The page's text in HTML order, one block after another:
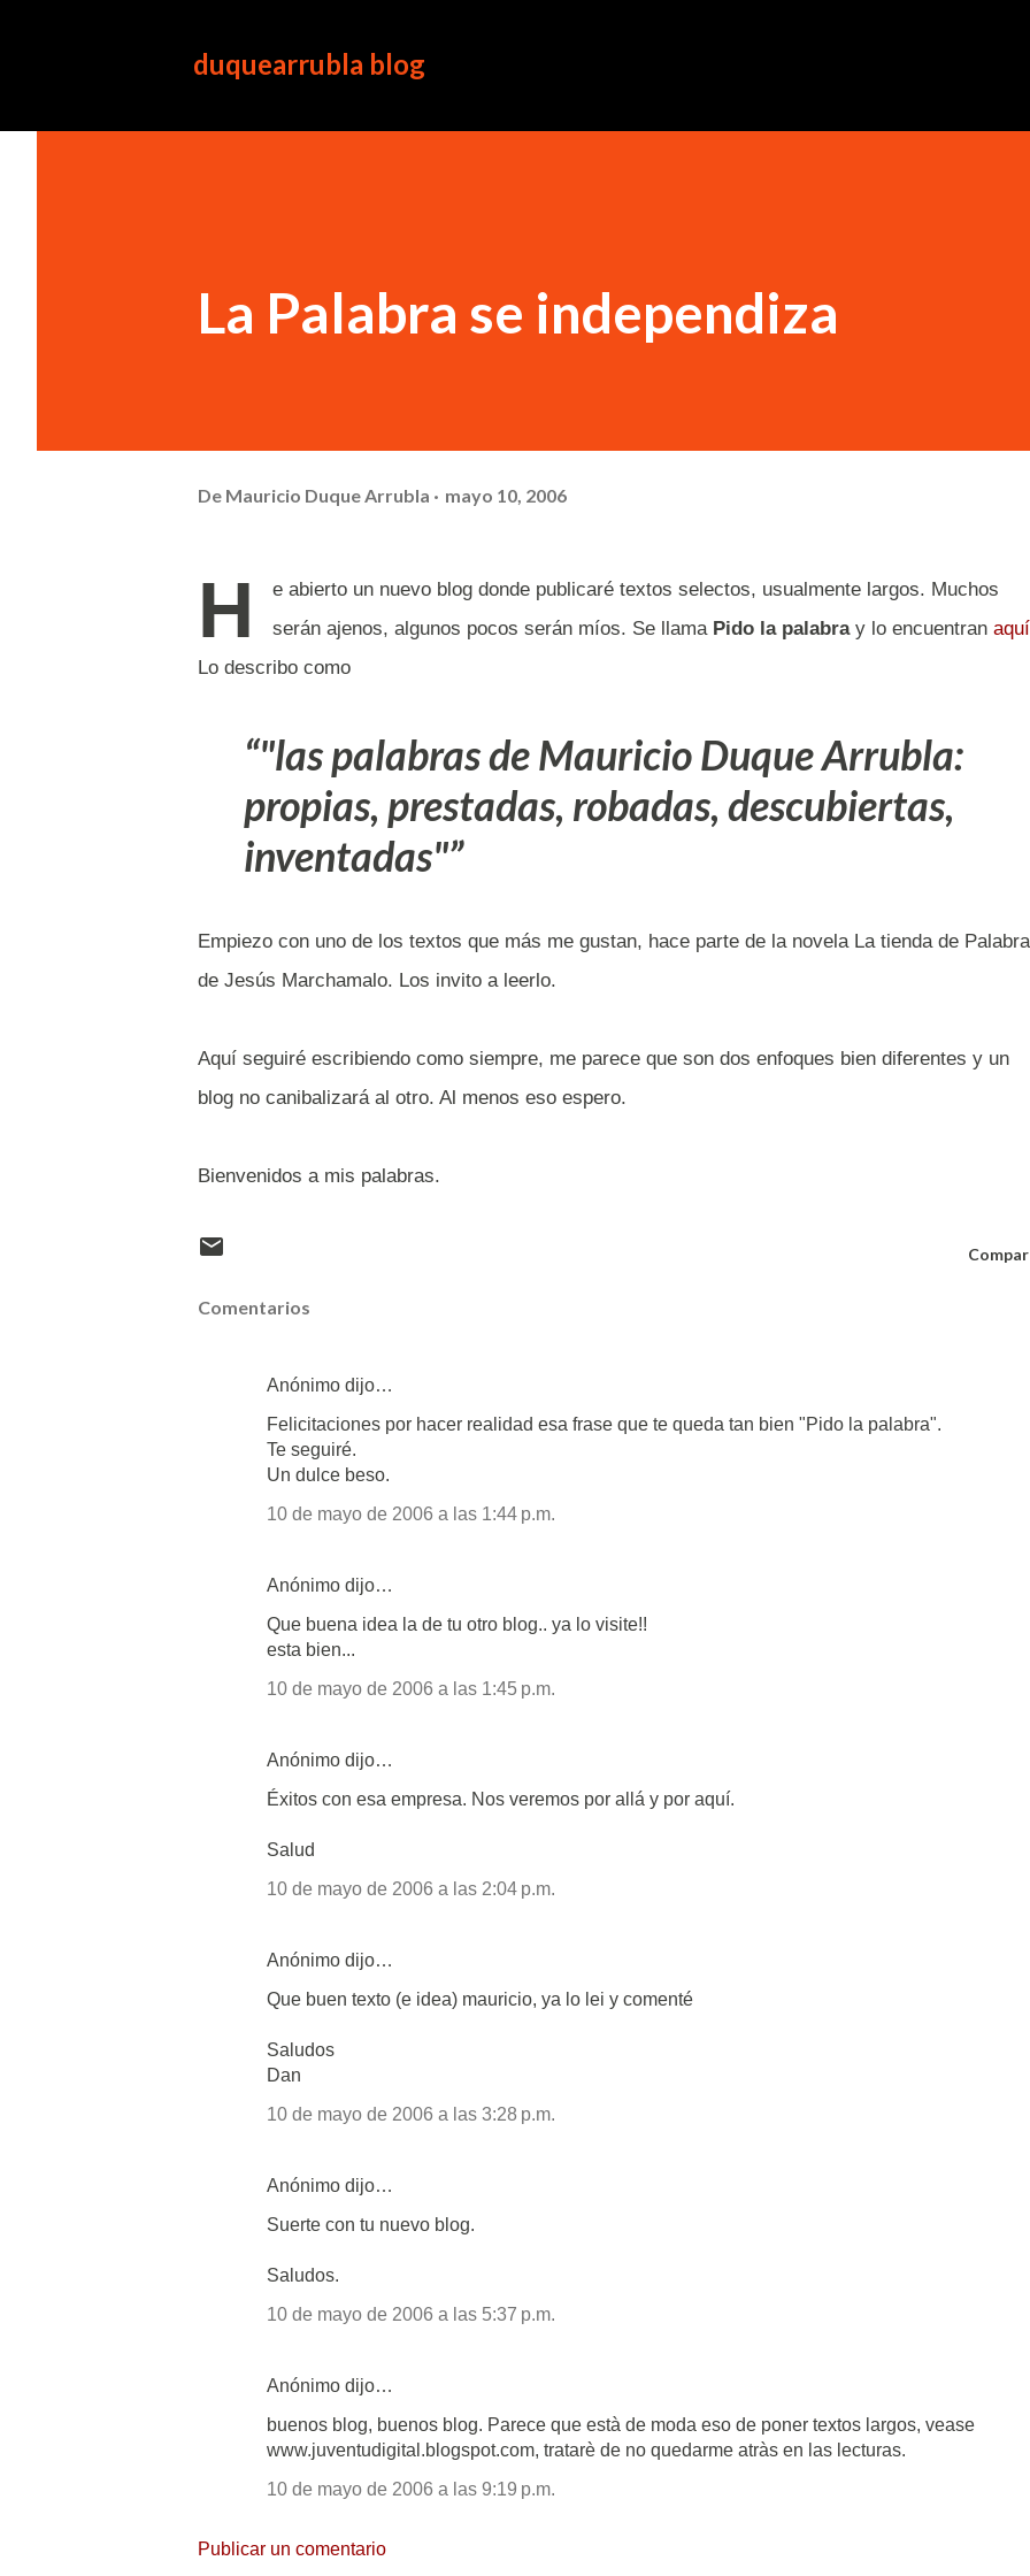
duquearrubla blog
La Palabra se independiza
De Mauricio Duque Arrubla mayo 10, 2006
H
e abierto un nuevo blog donde publicaré textos selectos, usualmente largos. Muchos
serán ajenos, algunos pocos serán míos. Se llama Pido la palabray lo encuentran
Lo describo como
"las palabras de Mauricio Duque Arrubla:
propias, prestadas, robadas, descubiertas,
inventadas"
Empiezo con uno de los textos que más me gustan, hace parte de la novela La tienda de
de Jesús Marchamalo. Los invito a leerlo.
Aquí seguiré escribiendo como siempre, me parece que son dos enfoques bien diferentes y un
blog no canibalizará al otro. Al menos eso espero.
Bienvenidos a mis palabras.
Comentarios
Anónimo dijo…
Felicitaciones por hacer realidad esa frase que te queda tan bien "Pido la palabra".
Te seguiré.
Un dulce beso.
10 de mayo de 2006 a las 1:44 p.m.
Anónimo dijo…
Que buena idea la de tu otro blog.. ya lo visite!!
esta bien...
10 de mayo de 2006 a las 1:45 p.m.
Anónimo dijo…
Éxitos con esa empresa. Nos veremos por allá y por aquí.
Salud
10 de mayo de 2006 a las 2:04 p.m.
Anónimo dijo…
Que buen texto (e idea) mauricio, ya lo lei y comenté
Saludos
Dan
10 de mayo de 2006 a las 3:28 p.m.
Anónimo dijo…
Suerte con tu nuevo blog.
Saludos.
10 de mayo de 2006 a las 5:37 p.m.
Anónimo dijo…
buenos blog, buenos blog. Parece que està de moda eso de poner textos largos, vease
www.juventudigital.blogspot.com, tratarè de no quedarme atràs en las lecturas.
10 de mayo de 2006 a las 9:19 p.m.
Publicar un comentario